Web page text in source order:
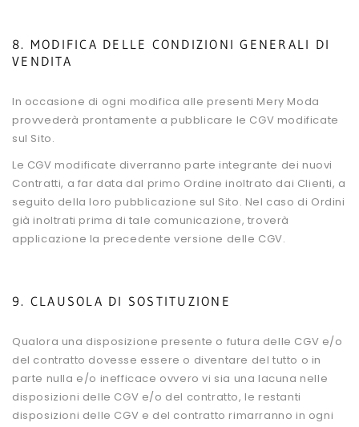
8. MODIFICA DELLE CONDIZIONI GENERALI DI
VENDITA
In occasione di ogni modifica alle presenti Mery Moda
provvederà prontamente a pubblicare le CGV modificate
sul Sito.
Le CGV modificate diverranno parte integrante dei nuovi
Contratti, a far data dal primo Ordine inoltrato dai Clienti, a
seguito della loro pubblicazione sul Sito. Nel caso di Ordini
già inoltrati prima di tale comunicazione, troverà
applicazione la precedente versione delle CGV.
9. CLAUSOLA DI SOSTITUZIONE
Qualora una disposizione presente o futura delle CGV e/o
del contratto dovesse essere o diventare del tutto o in
parte nulla e/o inefficace ovvero vi sia una lacuna nelle
disposizioni delle CGV e/o del contratto, le restanti
disposizioni delle CGV e del contratto rimarranno in ogni